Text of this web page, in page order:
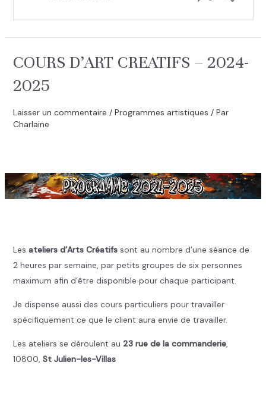
COURS D’ART CREATIFS – 2024-
2025
Laisser un commentaire / Programmes artistiques / Par
Charlaine
Les ateliers d’Arts Créatifs sont au nombre d’une séance de
2 heures par semaine, par petits groupes de six personnes
maximum afin d’être disponible pour chaque participant.
Je dispense aussi des cours particuliers pour travailler
spécifiquement ce que le client aura envie de travailler.
Les ateliers se déroulent au 23 rue de la commanderie,
10800, St Julien-les-Villas